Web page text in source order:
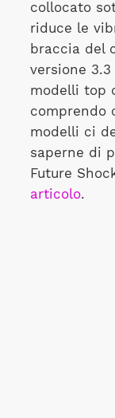
collocato
riduce le
braccia del
versione
modelli top
comprendo
modelli ci
saperne di
Future
articolo.